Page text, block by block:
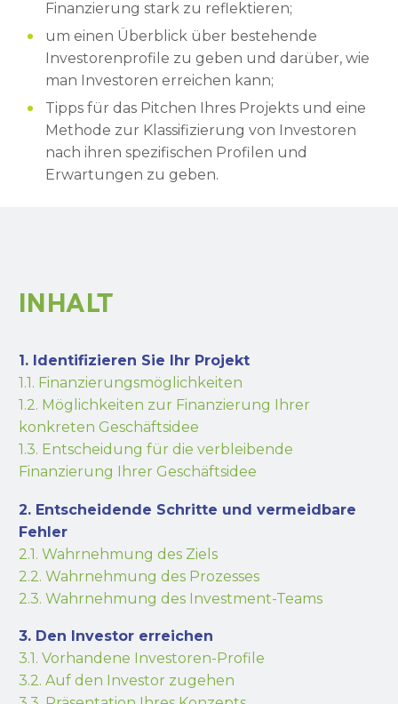
Finanzierung stark zu reflektieren;
um einen Überblick über bestehende
Investorenprofile zu geben und darüber, wie
man Investoren erreichen kann;
Tipps für das Pitchen Ihres Projekts und eine
Methode zur Klassifizierung von Investoren
nach ihren spezifischen Profilen und
Erwartungen zu geben.
INHALT
1. Identifizieren Sie Ihr Projekt
1.1. Finanzierungsmöglichkeiten
1.2. Möglichkeiten zur Finanzierung Ihrer
konkreten Geschäftsidee
1.3. Entscheidung für die verbleibende
Finanzierung Ihrer Geschäftsidee
2. Entscheidende Schritte und vermeidbare
Fehler
2.1. Wahrnehmung des Ziels
2.2. Wahrnehmung des Prozesses
2.3. Wahrnehmung des Investment-Teams
3. Den Investor erreichen
3.1. Vorhandene Investoren-Profile
3.2. Auf den Investor zugehen